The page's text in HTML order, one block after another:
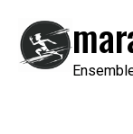
contenu